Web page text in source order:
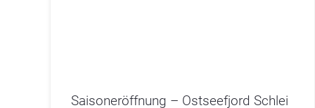
Saisoneröffnung – Ostseefjord Schlei